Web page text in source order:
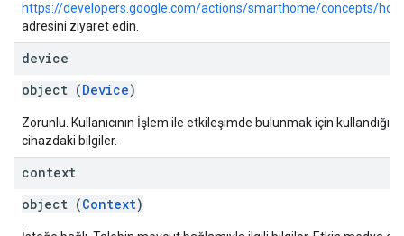
https://developers.google.com/actions/smarthome/concepts/
adresini ziyaret edin.
device
object (Device)
Zorunlu. Kullanıcının İşlem ile etkileşimde bulunmak için kullandığı
cihazdaki bilgiler.
context
object (Context)